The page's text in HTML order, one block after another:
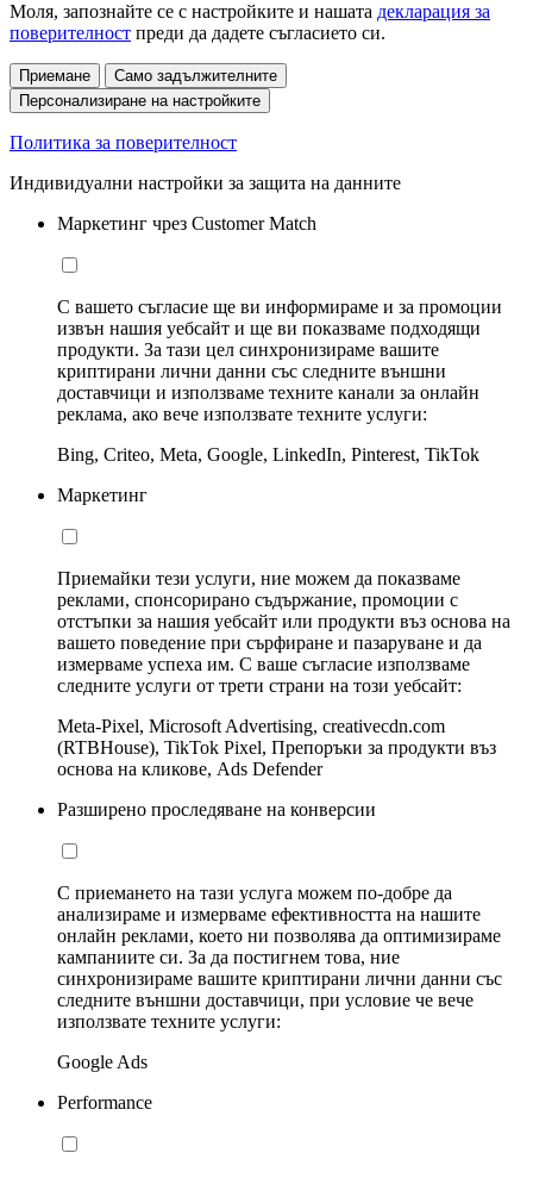
Моля, запознайте се с настройките и нашата декларация за
поверителност преди да дадете съгласието си.
Приемане
Само задължителните
Персонализиране на настройките
Политика за поверителност
Индивидуални настройки за защита на данните
Маркетинг чрез Customer Match
С вашето съгласие ще ви информираме и за промоции
извън нашия уебсайт и ще ви показваме подходящи
продукти. За тази цел синхронизираме вашите
криптирани лични данни със следните външни
доставчици и използваме техните канали за онлайн
реклама, ако вече използвате техните услуги:
Bing, Criteo, Meta, Google, LinkedIn, Pinterest, TikTok
Маркетинг
Приемайки тези услуги, ние можем да показваме
реклами, спонсорирано съдържание, промоции с
отстъпки за нашия уебсайт или продукти въз основа на
вашето поведение при сърфиране и пазаруване и да
измерваме успеха им. С ваше съгласие използваме
следните услуги от трети страни на този уебсайт:
Meta-Pixel, Microsoft Advertising, creativecdn.com
(RTBHouse), TikTok Pixel, Препоръки за продукти въз
основа на кликове, Ads Defender
Разширено проследяване на конверсии
С приемането на тази услуга можем по-добре да
анализираме и измерваме ефективността на нашите
онлайн реклами, което ни позволява да оптимизираме
кампаниите си. За да постигнем това, ние
синхронизираме вашите криптирани лични данни със
следните външни доставчици, при условие че вече
използвате техните услуги:
Google Ads
Performance